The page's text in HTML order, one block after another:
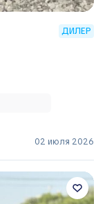
ДИЛЕР
02 июля 2026